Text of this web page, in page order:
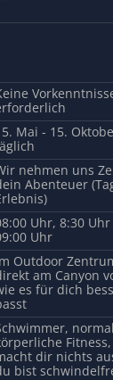
Mai - 15.
nehmen uns
Abenteuer
Uhr, 8:30
Uhr
Outdoor
am Canyon
es für dich
dir nichts
bist